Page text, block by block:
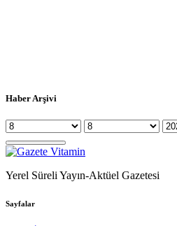
Haber Arşivi
Yerel Süreli Yayın-Aktüel Gazetesi
Sayfalar